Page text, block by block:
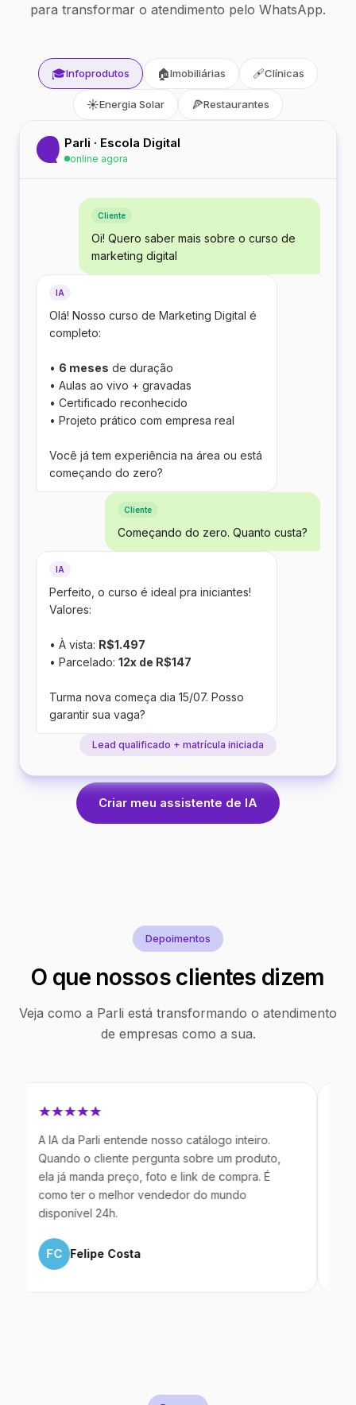
para transformar o atendimento pelo WhatsApp.
🎓Infoprodutos 🏠Imobiliárias 🩹Clínicas
☀️Energia Solar 🍕Restaurantes
Parli · Escola Digital
online agora
Cliente
Oi! Quero saber mais sobre o curso de
marketing digital
IA
Olá! Nosso curso de Marketing Digital é
completo:
• 6 meses de duração
• Aulas ao vivo + gravadas
• Certificado reconhecido
• Projeto prático com empresa real
Você já tem experiência na área ou está
começando do zero?
Cliente
Começando do zero. Quanto custa?
IA
Perfeito, o curso é ideal pra iniciantes!
Valores:
• À vista: R$1.497
• Parcelado: 12x de R$147
Turma nova começa dia 15/07. Posso
garantir sua vaga?
Lead qualificado + matrícula iniciada
Criar meu assistente de IA
Depoimentos
O que nossos clientes dizem
Veja como a Parli está transformando o atendimento
de empresas como a sua.
IA da Parli entende nosso catálogo inteiro.
o cliente pergunta sobre um produto,
já manda preço, foto e link de compra. É
ter o melhor vendedor do mundo
24h.
Felipe Costa